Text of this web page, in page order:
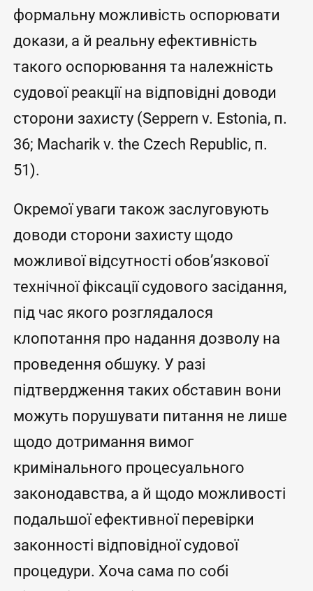
формальну можливість оспорювати
докази, а й реальну ефективність
такого оспорювання та належність
судової реакції на відповідні доводи
сторони захисту (Seppern v. Estonia, п.
36; Macharik v. the Czech Republic, п.
51).
Окремої уваги також заслуговують
доводи сторони захисту щодо
можливої відсутності обов’язкової
технічної фіксації судового засідання,
під час якого розглядалося
клопотання про надання дозволу на
проведення обшуку. У разі
підтвердження таких обставин вони
можуть порушувати питання не лише
щодо дотримання вимог
кримінального процесуального
законодавства, а й щодо можливості
подальшої ефективної перевірки
законності відповідної судової
процедури. Хоча сама по собі